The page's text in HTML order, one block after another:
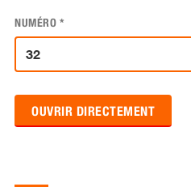
NUMÉRO *
OUVRIR DIRECTEMENT